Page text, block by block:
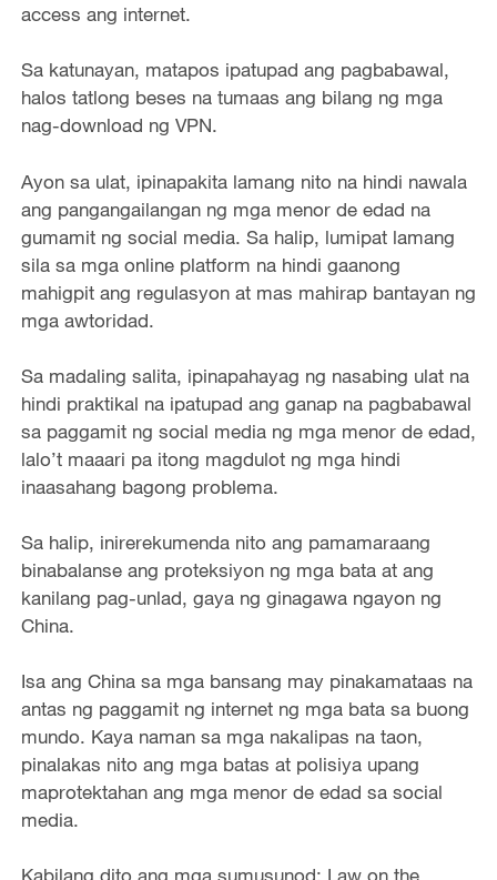
access ang internet.
Sa katunayan, matapos ipatupad ang pagbabawal,
halos tatlong beses na tumaas ang bilang ng mga
nag-download ng VPN.
Ayon sa ulat, ipinapakita lamang nito na hindi nawala
ang pangangailangan ng mga menor de edad na
gumamit ng social media. Sa halip, lumipat lamang
sila sa mga online platform na hindi gaanong
mahigpit ang regulasyon at mas mahirap bantayan ng
mga awtoridad.
Sa madaling salita, ipinapahayag ng nasabing ulat na
hindi praktikal na ipatupad ang ganap na pagbabawal
sa paggamit ng social media ng mga menor de edad,
lalo’t maaari pa itong magdulot ng mga hindi
inaasahang bagong problema.
Sa halip, inirerekumenda nito ang pamamaraang
binabalanse ang proteksiyon ng mga bata at ang
kanilang pag-unlad, gaya ng ginagawa ngayon ng
China.
Isa ang China sa mga bansang may pinakamataas na
antas ng paggamit ng internet ng mga bata sa buong
mundo. Kaya naman sa mga nakalipas na taon,
pinalakas nito ang mga batas at polisiya upang
maprotektahan ang mga menor de edad sa social
media.